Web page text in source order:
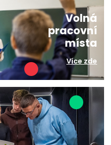
Volná
pracovní
místa
Více zde